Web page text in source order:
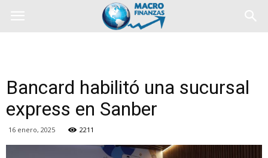
Bancard habilitó una sucursal
express en Sanber
16 enero, 2025 2211